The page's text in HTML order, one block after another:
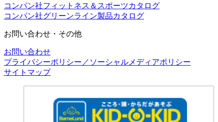
コンパン社フィットネス＆スポーツカタログ
コンパン社グリーンライン製品カタログ
お問い合わせ・その他
お問い合わせ
プライバシーポリシー／ソーシャルメディアポリシー
サイトマップ